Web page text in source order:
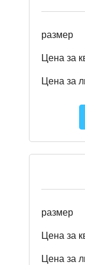
размер
Цена за
Цена за
размер
Цена за
Цена за